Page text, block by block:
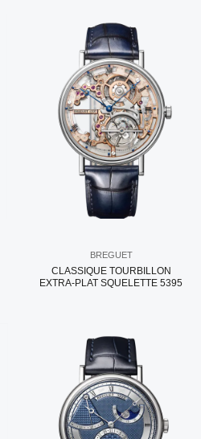
BREGUET
CLASSIQUE TOURBILLON
EXTRA-PLAT SQUELETTE 5395